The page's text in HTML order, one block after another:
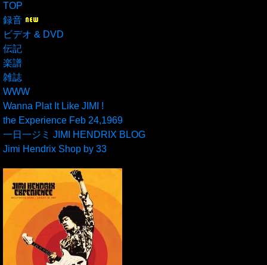
TOP
録音
ビデオ & DVD
伝記
楽譜
雑誌
WWW
Wanna Plat It Like JIMI !
the Experience Feb 24,1969
一日一ジミ JIMI HENDRIX BLOG
Jimi Hendrix Shop by 33